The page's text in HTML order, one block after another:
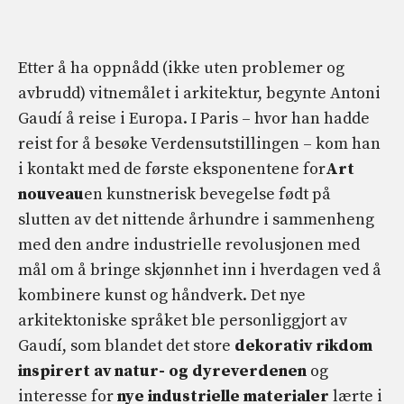
Etter å ha oppnådd (ikke uten problemer og
avbrudd) vitnemålet i arkitektur, begynte Antoni
Gaudí å reise i Europa. I Paris – hvor han hadde
reist for å besøke Verdensutstillingen – kom han
i kontakt med de første eksponentene forArt
nouveauen kunstnerisk bevegelse født på
slutten av det nittende århundre i sammenheng
med den andre industrielle revolusjonen med
mål om å bringe skjønnhet inn i hverdagen ved å
kombinere kunst og håndverk. Det nye
arkitektoniske språket ble personliggjort av
Gaudí, som blandet det store dekorativ rikdom
inspirert av natur- og dyreverdenen og
interesse fornye industrielle materialer lærte i